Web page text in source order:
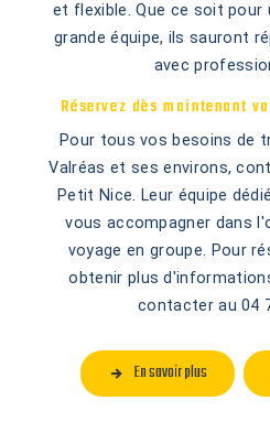
et flexible. Que ce soit pour
grande équipe, ils sauront
avec
Réservez dès maintenant
Pour tous vos besoins de
Valréas et ses environs,
Petit Nice. Leur équipe
vous accompagner dans
voyage en groupe. Pour
obtenir plus
contacter au 04
En savoir plus